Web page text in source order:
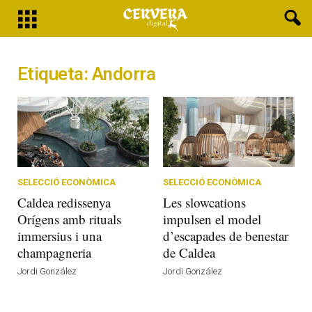
Etiqueta: Andorra
SELECCIÓ ECONÒMICA
Caldea redissenya
Orígens amb rituals
immersius i una
champagneria
Jordi González
SELECCIÓ ECONÒMICA
Les slowcations
impulsen el model
d’escapades de benestar
de Caldea
Jordi González